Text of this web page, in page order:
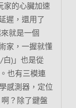
家的心臟加速
遲，還用了
就是一個
家，一握就懂
/白)」也是從
也有三模連
感測器，定位
？除了鍵盤